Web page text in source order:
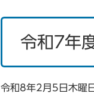
令和7年
令和8年2月5日木曜